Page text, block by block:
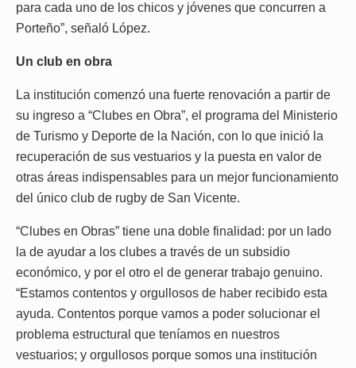
para cada uno de los chicos y jóvenes que concurren a
Porteño”, señaló López.
Un club en obra
La institución comenzó una fuerte renovación a partir de
su ingreso a “Clubes en Obra”, el programa del Ministerio
de Turismo y Deporte de la Nación, con lo que inició la
recuperación de sus vestuarios y la puesta en valor de
otras áreas indispensables para un mejor funcionamiento
del único club de rugby de San Vicente.
“Clubes en Obras” tiene una doble finalidad: por un lado
la de ayudar a los clubes a través de un subsidio
económico, y por el otro el de generar trabajo genuino.
“Estamos contentos y orgullosos de haber recibido esta
ayuda. Contentos porque vamos a poder solucionar el
problema estructural que teníamos en nuestros
vestuarios; y orgullosos porque somos una institución